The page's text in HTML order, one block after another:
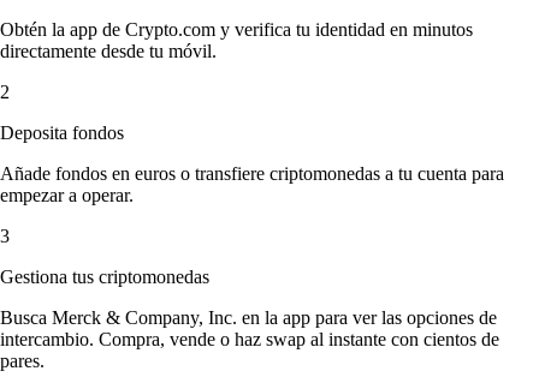
Obtén la app de Crypto.com y verifica tu identidad en minutos
directamente desde tu móvil.
2
Deposita fondos
Añade fondos en euros o transfiere criptomonedas a tu cuenta para
empezar a operar.
3
Gestiona tus criptomonedas
Busca Merck & Company, Inc. en la app para ver las opciones de
intercambio. Compra, vende o haz swap al instante con cientos de
pares.